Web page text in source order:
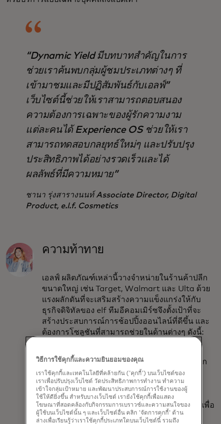
“Dynamic Yield มีบทบาทสำคัญในการ
ช่วยเราค้นพบกลุ่มผู้ชมประเภทต่างๆ ที่
เข้ามาชมและมีปฏิสัมพันธ์กับเอลฟ์”
เว็บไซต์นี้ช่วยให้เราสามารถตอบสนอง
ความต้องการเฉพาะของผู้รักความงาม
แต่ละคนได้ Experience OS ช่วยให้เรา
สามารถทดสอบกลยุทธ์ใหม่ๆ และปรับปรุง
ประสิทธิภาพได้อย่างรวดเร็วและได้
ผลลัพธ์ที่มีความหมาย”
ชานา รุ่งสารางนนท์ Associate Director, Digital
Product, e.l.f. Cosmetics
ความท้าทาย
เอลฟ์ ผลิตภัณฑ์เหล่านี้วางจำหน่ายในร้านค้าปลีก
ขนาดใหญ่ เช่น Target, Walmart และ Ulta ด้วย
แรงผลักดันที่จะเสริมสร้างความแข็งแกร่งให้กับ
ธุรกิจดิจิทัลของ elf ทีมอีคอมเมิร์ซจึงตั้งเป้าที่จะ
สร้างประสบการณ์การช้อปปิ้งออนไลน์ที่ดีขึ้น และ
ต้องการโซลูชันที่สามารถช่วยในด้านต่างๆ ดังนี้:
การนำเข้าข้อมูลลูกค้าจากแหล่งข้อมูลหลัก
การระบุกลุ่มเป้าหมายที่มีมูลค่าสูง
นำเสนอผลิตภัณฑ์ที่เหมาะสมที่สุดสำหรับ
ลูกค้าแต่ละราย
ปรับปรุงประสบการณ์การใช้งานบนมือถือเพื่อ
การค้นหาผลิตภัณฑ์ที่ดียิ่งขึ้น
วิธีการใช้คุกกี้และความยินยอมของคุณ
เราใช้คุกกี้และเทคโนโลยีที่คล้ายกัน ('คุกกี้') บนเว็บไซต์ของ
เราเพื่อปรับปรุงเว็บไซต์ วัดประสิทธิภาพการทำงาน ทำความ
เข้าใจกลุ่มเป้าหมาย และพัฒนาประสบการณ์การใช้งานของผู้
ใช้ให้ดียิ่งขึ้น สำหรับบางเว็บไซต์ เรายังใช้คุกกี้เพื่อแสดง
โฆษณาที่สอดคล้องกับกิจกรรมการเบราวซ์และความสนใจของ
ผู้ใช้บนเว็บไซต์นั้น ๆ และเว็บไซต์อื่น คลิก 'จัดการคุกกี้' ด้าน
ล่างเพื่อเรียนรู้ว่าเราใช้คุกกี้ประเภทใดบนเว็บไซต์นี้ รวมถึง